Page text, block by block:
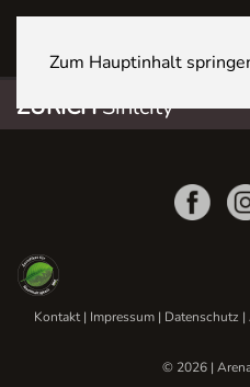
Zum Hauptinhalt
ZÜRICHSihlcity
Kontakt| Impressum | Datenschutz |
© 2026 |